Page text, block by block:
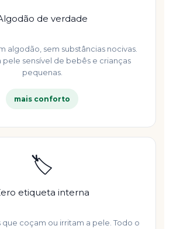
de verdade
algodão, sem substâncias nocivas.
pele sensível de bebês e crianças
pequenas.
mais conforto
🏷️
etiqueta interna
coçam ou irritam a pele. Todo o